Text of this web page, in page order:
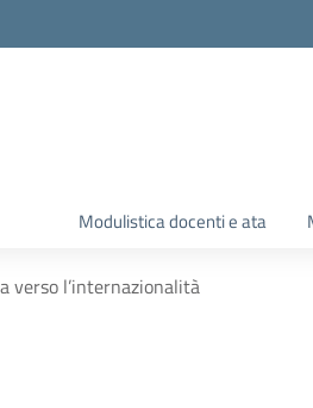
Modulistica docenti e ata
verso l’internazionalità